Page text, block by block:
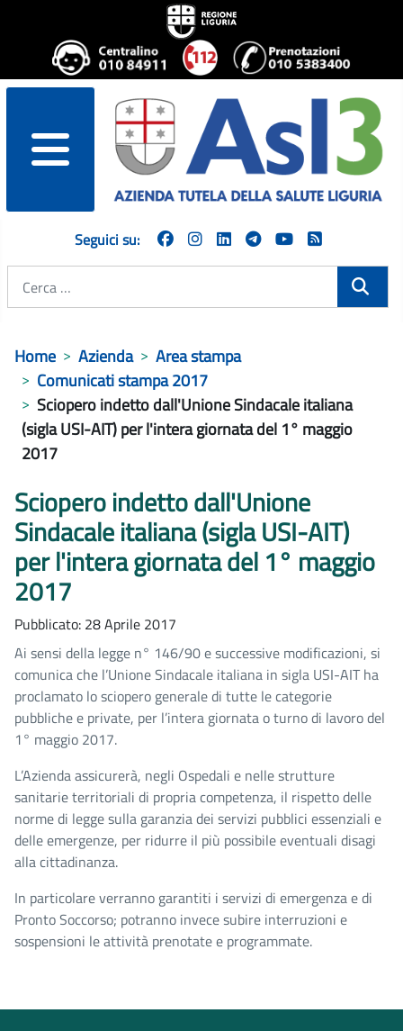
menu
Seguici su:
Home Azienda
Area stampa
Comunicati stampa 2017
Sciopero indetto dall'Unione Sindacale italiana
(sigla USI-AIT) per l'intera giornata del 1° maggio
2017
Sciopero indetto dall'Unione
Sindacale italiana (sigla USI-AIT)
per l'intera giornata del 1° maggio
2017
Pubblicato: 28 Aprile 2017
Ai sensi della legge n° 146/90 e successive modificazioni, si
comunica che l’Unione Sindacale italiana in sigla USI-AIT ha
proclamato lo sciopero generale di tutte le categorie
pubbliche e private, per l’intera giornata o turno di lavoro del
1° maggio 2017.
L’Azienda assicurerà, negli Ospedali e nelle strutture
sanitarie territoriali di propria competenza, il rispetto delle
norme di legge sulla garanzia dei servizi pubblici essenziali e
delle emergenze, per ridurre il più possibile eventuali disagi
alla cittadinanza.
In particolare verranno garantiti i servizi di emergenza e di
Pronto Soccorso; potranno invece subire interruzioni e
sospensioni le attività prenotate e programmate.